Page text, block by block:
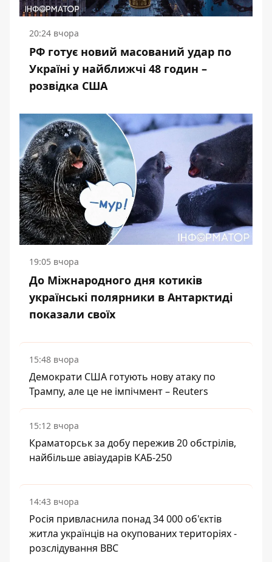
20:24 вчора
РФ готує новий масований удар по
Україні у найближчі 48 годин –
розвідка США
19:05 вчора
До Міжнародного дня котиків
українські полярники в Антарктиді
показали своїх
15:48 вчора
Демократи США готують нову атаку по
Трампу, але це не імпічмент – Reuters
15:12 вчора
Краматорськ за добу пережив 20 обстрілів,
найбільше авіаударів КАБ-250
14:43 вчора
Росія привласнила понад 34 000 об'єктів
житла українців на окупованих територіях -
розслідування BBC